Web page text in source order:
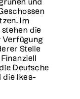
und
Im
stehen die
Verfügung
Stelle
Deutsche
die Ikea-